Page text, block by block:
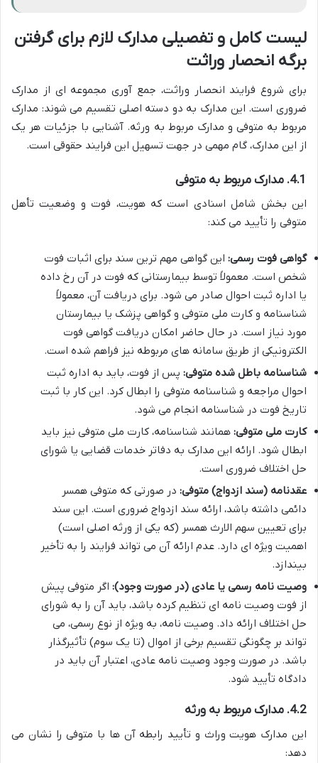
لیست کامل و تفصیلی مدارک لازم برای گرفتن
برگه انحصار وراثت
برای شروع فرایند انحصار وراثت، جمع آوری مجموعه ای از مدارک
ضروری است. این مدارک به دو دسته اصلی تقسیم می شوند: مدارک
مربوط به متوفی و مدارک مربوط به ورثه. آشنایی با جزئیات هر یک
از این مدارک، گام مهمی در جهت تسهیل این فرایند حقوقی است.
4.1. مدارک مربوط به متوفی
این بخش شامل اسنادی است که هویت، فوت و وضعیت تأهل
متوفی را تأیید می کند:
گواهی فوت رسمی: این گواهی مهم ترین سند برای اثبات فوت
شخص است. معمولاً توسط بیمارستانی که فوت در آن رخ داده
یا اداره ثبت احوال صادر می شود. برای دریافت آن، معمولاً
شناسنامه و کارت ملی متوفی و گواهی پزشک یا بیمارستان
مورد نیاز است. در حال حاضر امکان دریافت گواهی فوت
الکترونیکی از طریق سامانه های مربوطه نیز فراهم شده است.
شناسنامه باطل شده متوفی: پس از فوت، باید به اداره ثبت
احوال مراجعه و شناسنامه متوفی را ابطال کرد. این کار با ثبت
تاریخ فوت در شناسنامه انجام می شود.
کارت ملی متوفی: همانند شناسنامه، کارت ملی متوفی نیز باید
ابطال شود. ارائه این مدارک به دفاتر خدمات قضایی یا شورای
حل اختلاف ضروری است.
عقدنامه (سند ازدواج) متوفی: در صورتی که متوفی همسر
دائمی داشته باشد، ارائه سند ازدواج ضروری است. این سند
برای تعیین سهم الارث همسر (که یکی از ورثه اصلی است)
اهمیت ویژه ای دارد. عدم ارائه آن می تواند فرایند را به تأخیر
بیندازد.
وصیت نامه رسمی یا عادی (در صورت وجود): اگر متوفی پیش
از فوت وصیت نامه ای تنظیم کرده باشد، باید آن را به شورای
حل اختلاف ارائه داد. وصیت نامه، به ویژه از نوع رسمی، می
تواند بر چگونگی تقسیم برخی از اموال (تا یک سوم) تأثیرگذار
باشد. در صورت وجود وصیت نامه عادی، اعتبار آن باید در
دادگاه تأیید شود.
4.2. مدارک مربوط به ورثه
این مدارک هویت وراث و تأیید رابطه آن ها با متوفی را نشان می
دهد: